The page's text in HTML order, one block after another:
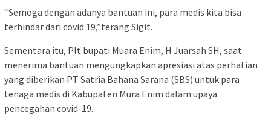
“Semoga dengan adanya bantuan ini, para medis kita bisa
terhindar dari covid 19,”terang Sigit.
Sementara itu, Plt bupati Muara Enim, H Juarsah SH, saat
menerima bantuan mengungkapkan apresiasi atas perhatian
yang diberikan PT Satria Bahana Sarana (SBS) untuk para
tenaga medis di Kabupaten Mura Enim dalam upaya
pencegahan covid-19.